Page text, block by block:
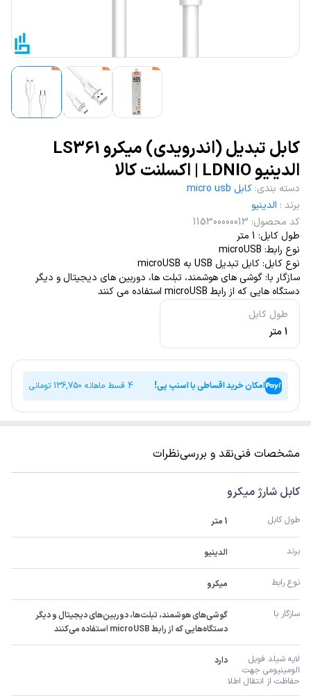
کابل تبدیل (اندرویدی) میکرو LS361
الدینیو LDNIO | اکسلنت کالا
طول کابل
1 متر
دسته بندی: کابل micro usb
برند : الدینیو
کد محصول:
115300000013
طول کابل: 1 متر
نوع رابط: microUSB
نوع کابل: کابل تبدیل USB به microUSB
سازگار با: گوشی های هوشمند، تبلت ها، دوربین های دیجیتال و دیگر
دستگاه هایی که از رابط microUSB استفاده می کنند
امکان خرید اقساطی با اسنپ پی! 4 قسط ماهانه 136,750 تومانی
مشخصات فنینقد و بررسینظرات
کابل شارژ میکرو
طول کابل 1 متر
برند الدینیو
نوع رابط میکرو
سازگار با
دستگاه‌هایی که از رابط microUSB استفاده می‌کنند
حفاظت از انتقال اطلا
دارد